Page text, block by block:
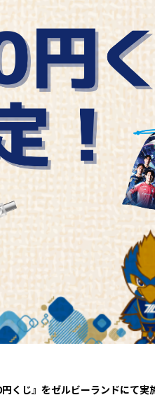
なるトップ
ブ
ゼルビスタへの入会
ンシート
ルビアをサポート
ニングの見学・ファンサービ
ティア
田ゼルビアカレンダー
ースを利用
山ベースご利用案内
くじ』をゼルビーランドにて実